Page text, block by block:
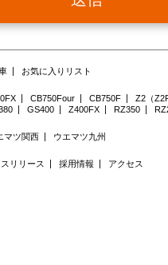
共団体またはその委託を受けた者が法令の定
供を含むこと
たは方法
法
次に掲げる場合には，当該情報の提供先は
要な範囲内において個人情報の取扱いの全
間で共同して利用する場合であって，その旨
務におけるデータベースやシステムの保守・
本国外にある者が含まれる場合があります
得やクッキー、ウェブビーコン等の技術を
お気に入りリスト
CB750Four CB750F Z2（
GS400 Z400FX RZ350
マツ関西 ウエマツ九州
リリース 採用情報 アクセス